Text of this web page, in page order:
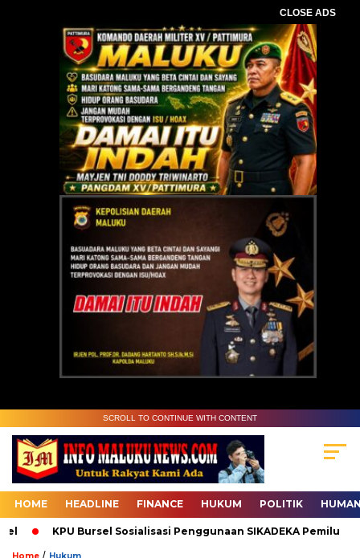
CLOSE ADS
SCROLL TO CONTINUE WITH CONTENT
HOME HEADLINE FINANCE HUKUM POLITIK
KPU Bursel Sosialisasi Penggunaan SIKADEKA Pemilu
/